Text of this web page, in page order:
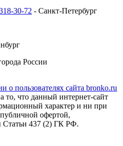
30-72 - Санкт-Петербург
России
пользователях сайта bronko.ru
что данный интернет-сайт
характер и ни при
офертой,
Статьи 437 (2) ГК РФ.